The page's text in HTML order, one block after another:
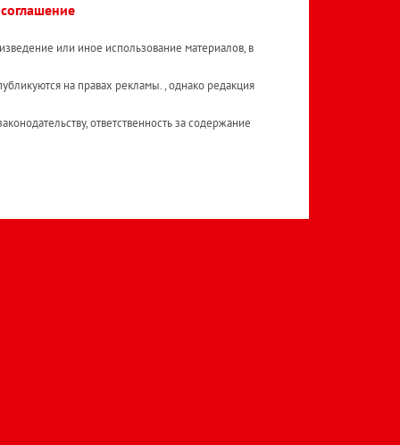
или иное использование материалов, в
на правах рекламы. , однако редакция
ответственность за содержание